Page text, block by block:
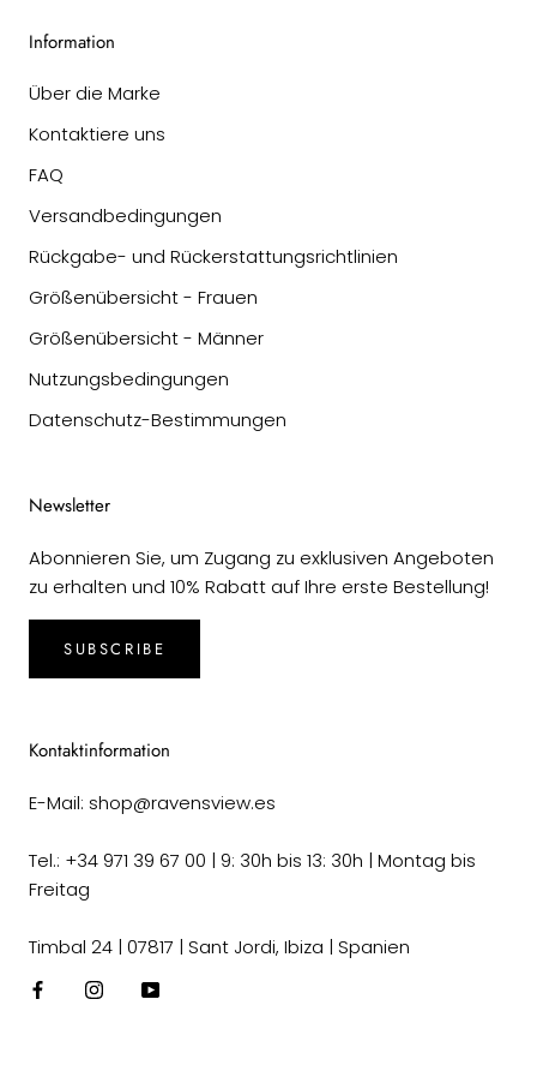
Information
Über die Marke
Kontaktiere uns
FAQ
Versandbedingungen
Rückgabe- und Rückerstattungsrichtlinien
Größenübersicht - Frauen
Größenübersicht - Männer
Nutzungsbedingungen
Datenschutz-Bestimmungen
Newsletter
Abonnieren Sie, um Zugang zu exklusiven Angeboten
zu erhalten und 10% Rabatt auf Ihre erste Bestellung!
SUBSCRIBE
Kontaktinformation
E-Mail: shop@ravensview.es
Tel.: +34 971 39 67 00 | 9: 30h bis 13: 30h | Montag bis
Freitag
Timbal 24 | 07817 | Sant Jordi, Ibiza | Spanien